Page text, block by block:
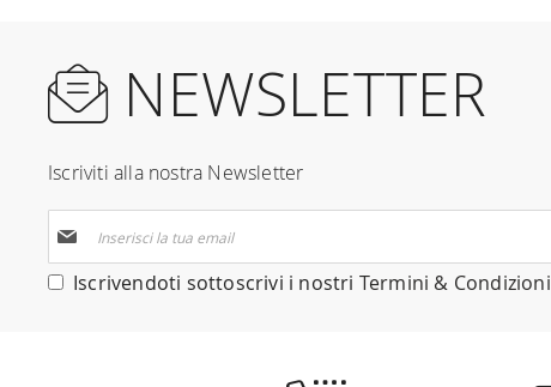
NEWSLETTER
Iscriviti alla nostra Newsletter
alla
nostra
Iscrivendoti sottoscrivi i nostri Termini & Condizioni